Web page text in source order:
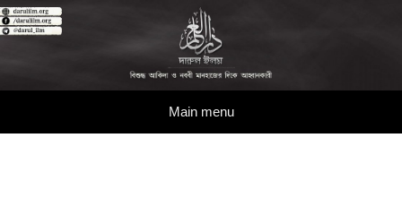
বিশুদ্ধ আকিদা ও নববী মানহাজের দিকে আহ্বানকারী
Main menu